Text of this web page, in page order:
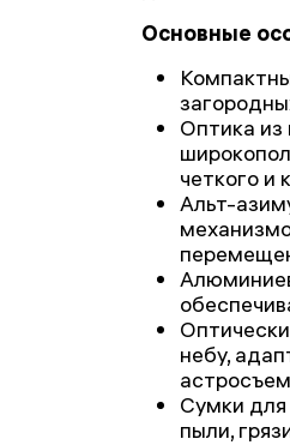
Основные
Оптика из
четкого и
Альт-
небу,
Сумки для
пыли,